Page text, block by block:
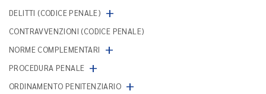
DELITTI (CODICE PENALE) +
CONTRAVVENZIONI (CODICE PENALE)
NORME COMPLEMENTARI
+
PROCEDURA PENALE +
ORDINAMENTO PENITENZIARIO +